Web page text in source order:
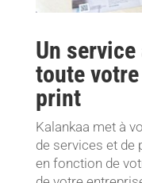
Un
toute
print
Kalankaa met à
de services et de
en fonction de